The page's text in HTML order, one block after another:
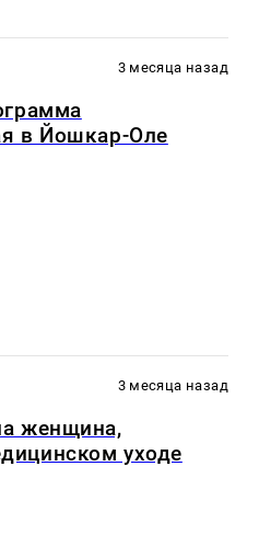
3 месяца назад
в Йошкар-Оле
3 месяца назад
женщина,
уходе